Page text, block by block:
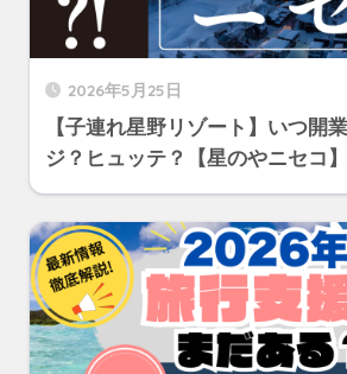
2026年5月25日
【子連れ星野リゾート】いつ開
ジ？ヒュッテ？【星のやニセコ】